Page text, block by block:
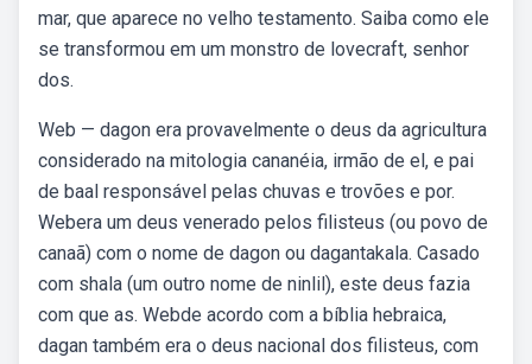
mar, que aparece no velho testamento. Saiba como ele
se transformou em um monstro de lovecraft, senhor
dos.
Web — dagon era provavelmente o deus da agricultura
considerado na mitologia cananéia, irmão de el, e pai
de baal responsável pelas chuvas e trovões e por.
Webera um deus venerado pelos filisteus (ou povo de
canaã) com o nome de dagon ou dagantakala. Casado
com shala (um outro nome de ninlil), este deus fazia
com que as. Webde acordo com a bíblia hebraica,
dagan também era o deus nacional dos filisteus, com